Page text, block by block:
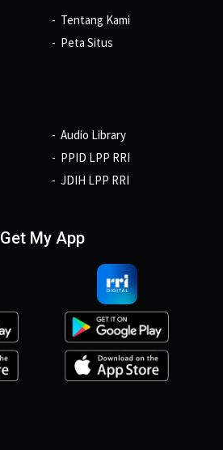
Tentang Kami
Peta Situs
Audio Library
PPID LPP RRI
JDIH LPP RRI
Get My App